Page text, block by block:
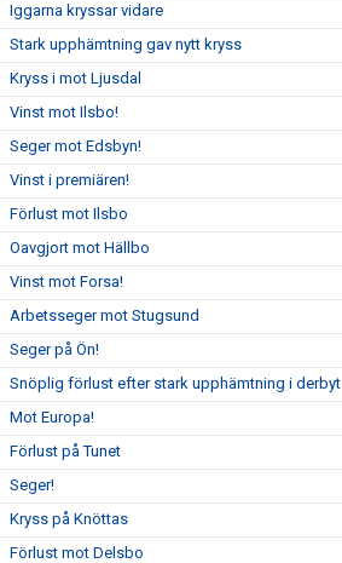
Iggarna kryssar vidare
Stark upphämtning gav nytt kryss
Kryss i mot Ljusdal
Vinst mot Ilsbo!
Seger mot Edsbyn!
Vinst i premiären!
Förlust mot Ilsbo
Oavgjort mot Hällbo
Vinst mot Forsa!
Arbetsseger mot Stugsund
Seger på Ön!
Snöplig förlust efter stark upphämtning i derbyt
Mot Europa!
Förlust på Tunet
Seger!
Kryss på Knöttas
Förlust mot Delsbo